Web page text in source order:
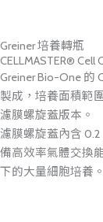
Greiner 培養轉瓶
CELLMASTER® Cell
Greiner Bio-One 的
製成，培養面積範
濾膜螺旋蓋版本。
濾膜螺旋蓋內含
備高效率氣體交換
下的大量細胞培養。